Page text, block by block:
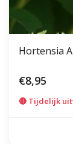
Hortensia
€8,95
🔴 Tijdelijk